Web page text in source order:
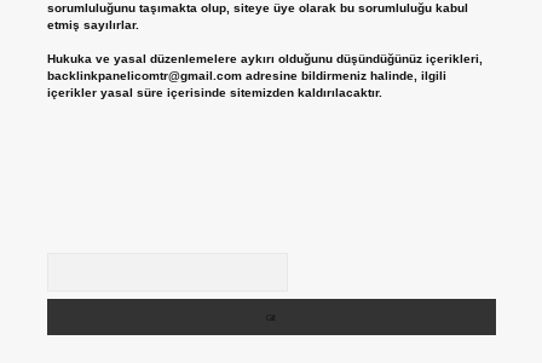
sorumluluğunu taşımakta olup, siteye üye olarak bu sorumluluğu kabul
etmiş sayılırlar.
Hukuka ve yasal düzenlemelere aykırı olduğunu düşündüğünüz içerikleri,
backlinkpanelicomtr@gmail.comadresine bildirmeniz halinde, ilgili
içerikler yasal süre içerisinde sitemizden kaldırılacaktır.